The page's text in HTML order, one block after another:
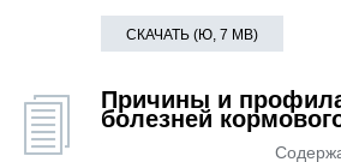
СКАЧАТЬ (Ю, 7 MB)
Причины и
болезней